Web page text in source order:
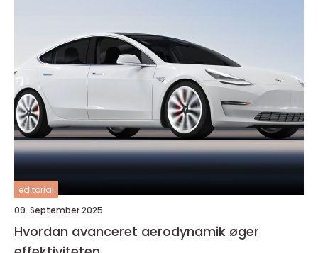
editorial
09. September 2025
Hvordan avanceret aerodynamik øger